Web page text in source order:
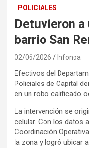
POLICIALES
Detuvieron
barrio San
02/06/2026 Infonoa
Efectivos del
Policiales de Capital
en un robo calificado
La intervención se
celular. Con los datos
Coordinación
la zona y logró ubicar